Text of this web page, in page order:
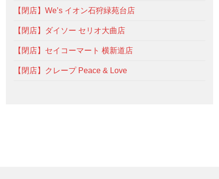
【閉店】We’s イオン石狩緑苑台店
【閉店】ダイソー セリオ大曲店
【閉店】セイコーマート 横新道店
【閉店】クレープ Peace & Love